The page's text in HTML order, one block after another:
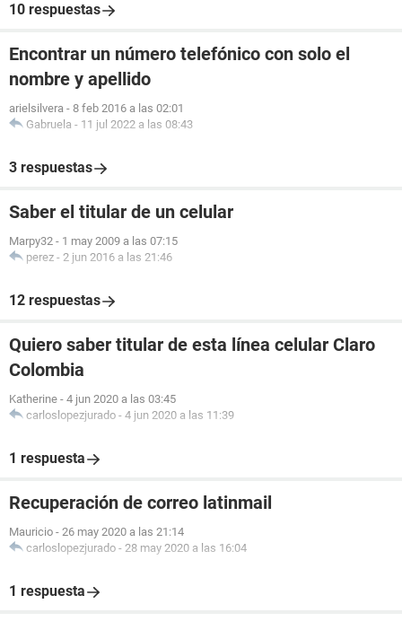
10 respuestas
Encontrar un número telefónico con solo el
nombre y apellido
arielsilvera - 8 feb 2016 a las 02:01
Gabruela - 11 jul 2022 a las 08:43
3 respuestas
Saber el titular de un celular
Marpy32 - 1 may 2009 a las 07:15
perez - 2 jun 2016 a las 21:46
12 respuestas
Quiero saber titular de esta línea celular Claro
Colombia
Katherine - 4 jun 2020 a las 03:45
carloslopezjurado - 4 jun 2020 a las 11:39
1 respuesta
Recuperación de correo latinmail
Mauricio - 26 may 2020 a las 21:14
carloslopezjurado - 28 may 2020 a las 16:04
1 respuesta